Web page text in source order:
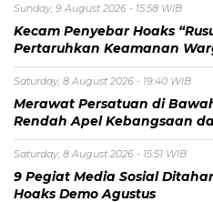
Sunday, 9 August 2026 - 15:58 WIB
Kecam Penyebar Hoaks
Pertaruhkan Keamanan
Saturday, 8 August 2026 - 19:40 WIB
Merawat Persatuan di
Rendah Apel Kebangsaan
Saturday, 8 August 2026 - 15:51 WIB
9 Pegiat Media Sosial
Hoaks Demo Agustus